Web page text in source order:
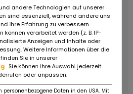
obligatorischer Halt für Fans
Motorrädern, die das
des italienischen Motor
Showroom von über 8.000
eine Auswahl von 600
und Marken, alle perfekt
vor allem aber zum Verkauf,
von über 150 Classic-,
andere Technologien auf unserer
sind essenziell, während andere uns
Ihre Erfahrung zu verbessern.
können verarbeitet werden (z. B. IP-
Anzeigen und Inhalte oder
Weitere Informationen über die
Sie in unserer
. Sie können Ihre Auswahl jederzeit
oder anpassen.
personenbezogene Daten in den USA. Mit